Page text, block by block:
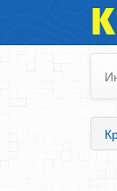
АНКЕРНАЯ
ДЮБЕЛЬНАЯ
САМОРЕЗЫ,